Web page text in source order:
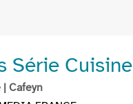
Série Cuisine
| Cafeyn